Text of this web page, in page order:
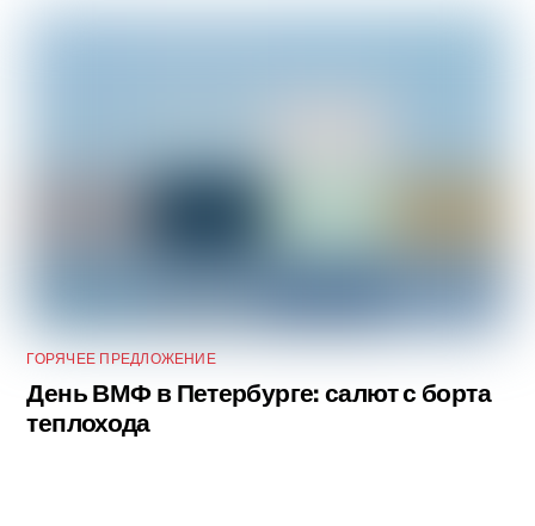
ГОРЯЧЕЕ ПРЕДЛОЖЕНИЕ
День ВМФ в Петербурге: салют с борта
теплохода